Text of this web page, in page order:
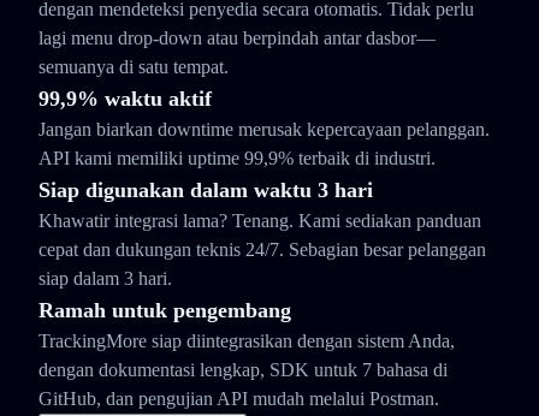
dengan mendeteksi penyedia secara otomatis. Tidak perlu
lagi menu drop-down atau berpindah antar dasbor—
semuanya di satu tempat.
99,9% waktu aktif
Jangan biarkan downtime merusak kepercayaan pelanggan.
API kami memiliki uptime 99,9% terbaik di industri.
Siap digunakan dalam waktu 3 hari
Khawatir integrasi lama? Tenang. Kami sediakan panduan
cepat dan dukungan teknis 24/7. Sebagian besar pelanggan
siap dalam 3 hari.
Ramah untuk pengembang
TrackingMore siap diintegrasikan dengan sistem Anda,
dengan dokumentasi lengkap, SDK untuk 7 bahasa di
GitHub, dan pengujian API mudah melalui Postman.